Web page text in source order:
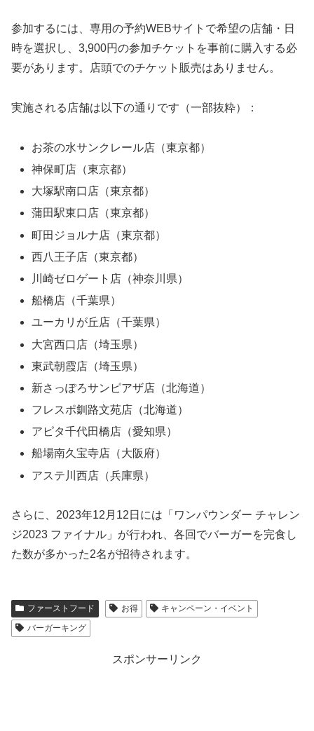
参加するには、専用の予約WEBサイトで希望の店舗・日
時を選択し、3,900円の参加チケットを事前に購入する必
要があります。店頭でのチケット販売はありません。
実施される店舗は以下の通りです（一部抜粋）：
お茶の水サンクレール店（東京都）
神保町店（東京都）
大塚駅南口店（東京都）
蒲田駅東口店（東京都）
町田ジョルナ店（東京都）
西八王子店（東京都）
川崎ゼロゲート店（神奈川県）
船橋店（千葉県）
ユーカリが丘店（千葉県）
大宮西口店（埼玉県）
東武朝霞店（埼玉県）
新さっぽろサンピアザ店（北海道）
フレスポ釧路文苑店（北海道）
アピタ千代田橋店（愛知県）
船場南久宝寺店（大阪府）
アステ川西店（兵庫県）
さらに、2023年12月12日には「ワンパウンダー チャレン
ジ2023 ファイナル」が行われ、各回でバーガーを完食し
た数が多かった2名が招待されます。
ファーストフード お得
キャンペーン・イベント
バーガーキング
スポンサーリンク